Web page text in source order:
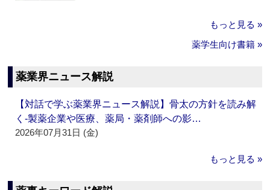
もっと見る »
薬学生向け書籍 »
薬業界ニュース解説
【対話で学ぶ薬業界ニュース解説】骨太の方針を読み解
く‐製薬企業や医療、薬局・薬剤師への影…
2026年07月31日 (金)
もっと見る »